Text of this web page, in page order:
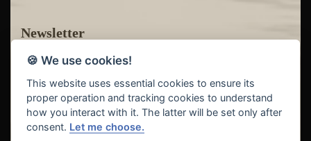
Newsletter
Máte zájem o akční nabídky?
Teď už vám nic neunikne!
🍪 We use cookies!
This website uses essential cookies to ensure its
proper operation and tracking cookies to understand
how you interact with it. The latter will be set only after
consent. Let me choose.